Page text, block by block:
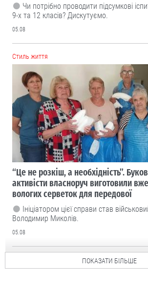
Чи потрібно проводити підсумкові
9-х та 12 класів? Дискутуємо.
05.08
Cтиль життя
“Це не розкіш, а необхідність”.
активісти власноруч виготовили
вологих серветок для передової
Ініціатором цієї справи став
Володимир Миколів.
05.08
ПОКАЗАТИ БІЛЬШЕ